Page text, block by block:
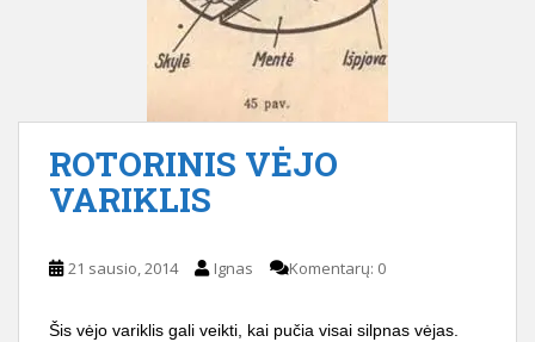
ROTORINIS VĖJO
VARIKLIS
21 sausio, 2014 Ignas Komentarų: 0
Šis vėjo variklis gali veikti, kai pučia visai silpnas vėjas.